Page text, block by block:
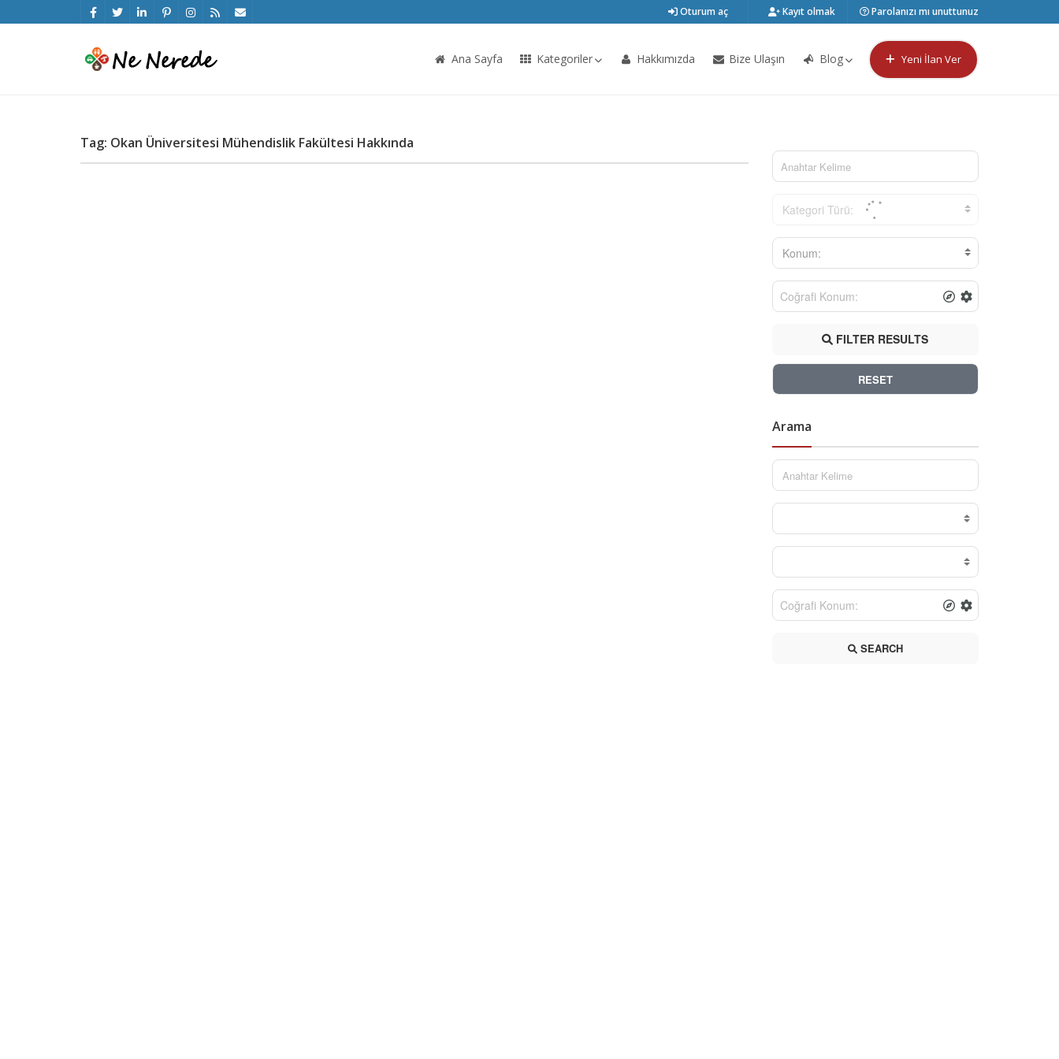
Oturum aç Kayıt olmak Parolanızı mı unuttunuz
Ana Sayfa Kategoriler Hakkımızda Bize Ulaşın Blog Yeni İlan Ver
Tag: Okan Üniversitesi Mühendislik Fakültesi Hakkında
Kategori Türü:
Konum:
FILTER RESULTS
RESET
Arama
SEARCH